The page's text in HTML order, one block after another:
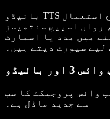
بائیڈو TTS آن لائن اور آف لائن، دونوں طرح استعمال
رواں اسپیچ سنتھیسز
میں مدد یا اسمارٹ
لیے سپورٹ دیتے ہیں۔
کے ڈیپ وائس پروجیکٹ کا سب
سے جدید ماڈل ہے۔